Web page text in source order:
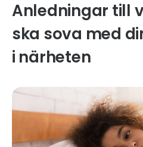
Anledningar till
ska sova med
i närheten